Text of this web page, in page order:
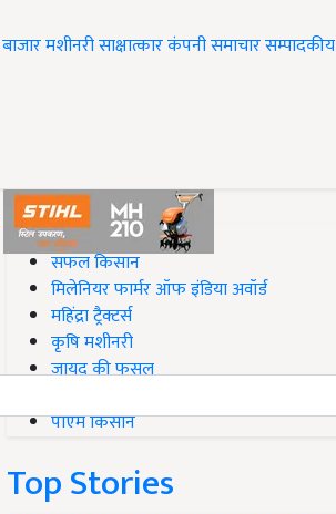
बाजारमशीनरीसाक्षात्कारकंपनी समाचारसम्पादकीय
#Top on Krishi Jagran
सफल किसान
मिलेनियर फार्मर ऑफ इंडिया अवॉर्ड
महिंद्रा ट्रैक्टर्स
कृषि मशीनरी
जायद की फसल
पीएम किसान
Top Stories